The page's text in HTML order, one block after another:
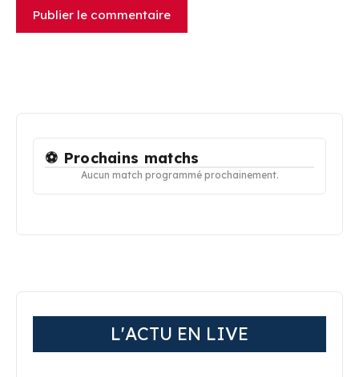
⚽ Prochains matchs
Aucun match programmé prochainement.
L'ACTU EN LIVE